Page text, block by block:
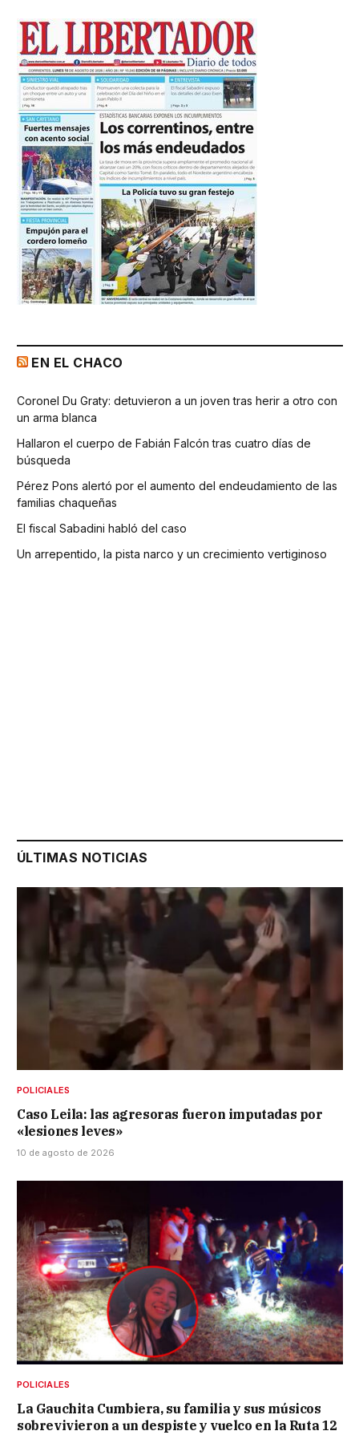
EN EL CHACO
Coronel Du Graty: detuvieron a un joven tras herir a otro con
un arma blanca
Hallaron el cuerpo de Fabián Falcón tras cuatro días de
búsqueda
Pérez Pons alertó por el aumento del endeudamiento de las
familias chaqueñas
El fiscal Sabadini habló del caso
Un arrepentido, la pista narco y un crecimiento vertiginoso
ÚLTIMAS NOTICIAS
POLICIALES
Caso Leila: las agresoras fueron imputadas por
«lesiones leves»
10 de agosto de 2026
POLICIALES
La Gauchita Cumbiera, su familia y sus músicos
sobrevivieron a un despiste y vuelco en la Ruta 12